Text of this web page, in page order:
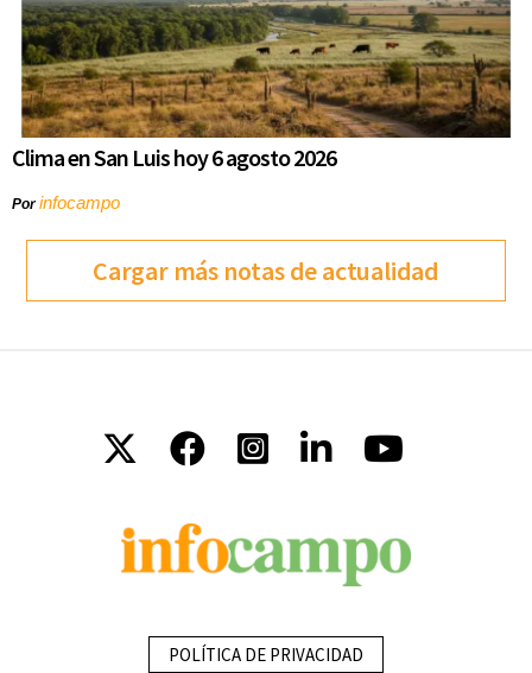
Clima en San Luis hoy 6 agosto 2026
Porinfocampo
Cargar más notas de actualidad
POLÍTICA DE PRIVACIDAD